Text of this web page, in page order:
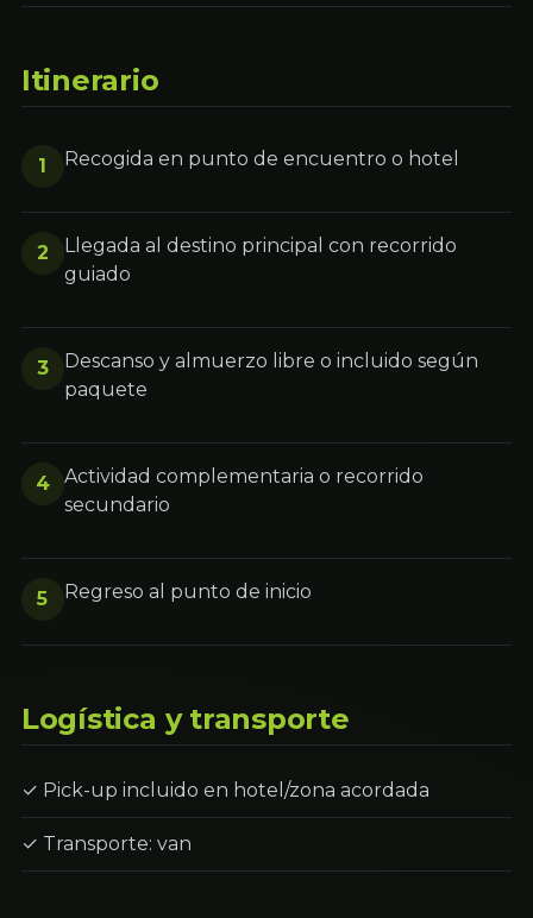
Itinerario
1 Recogida en punto de encuentro o hotel
2
Llegada al destino principal con recorrido
guiado
3
Descanso y almuerzo libre o incluido según
paquete
4
Actividad complementaria o recorrido
secundario
5 Regreso al punto de inicio
Logística y transporte
✓ Pick-up incluido en hotel/zona acordada
✓ Transporte: van